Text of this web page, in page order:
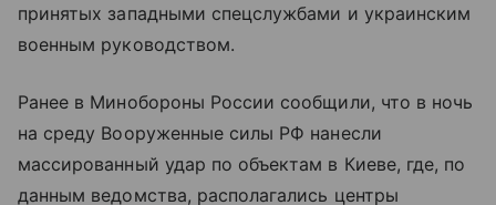
принятых западными спецслужбами и украинским
военным руководством.
Ранее в Минобороны России сообщили, что в ночь
на среду Вооруженные силы РФ нанесли
массированный удар по объектам в Киеве, где, по
данным ведомства, располагались центры